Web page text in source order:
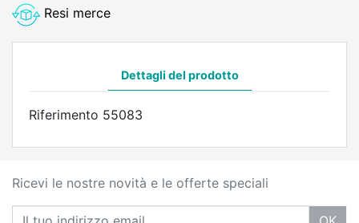
Resi merce
Dettagli del prodotto
Riferimento 55083
Ricevi le nostre novità e le offerte speciali